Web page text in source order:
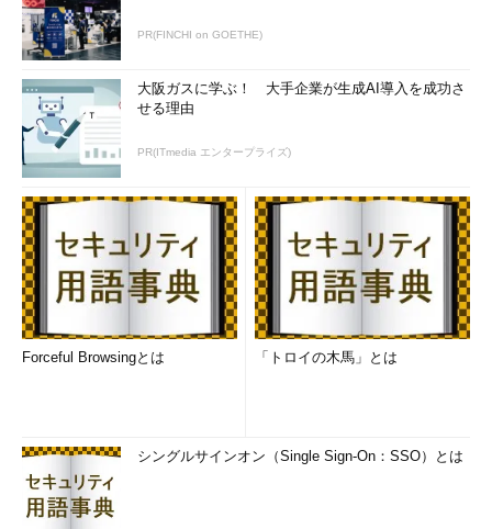
PR(FINCHI on GOETHE)
大阪ガスに学ぶ！ 大手企業が生成AI導入を成功さ
せる理由
PR(ITmedia エンタープライズ)
Forceful Browsingとは 「トロイの木馬」とは
シングルサインオン（Single Sign-On：SSO）とは